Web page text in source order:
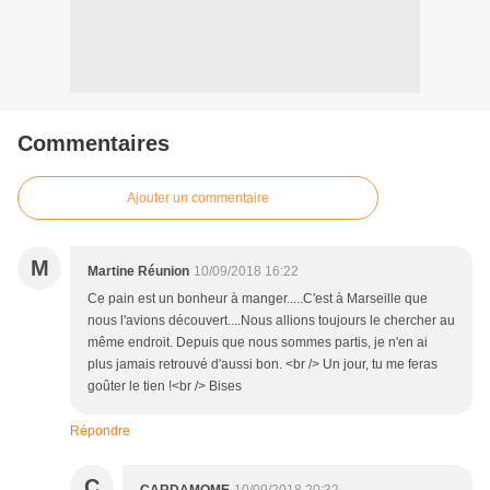
Commentaires
Ajouter un commentaire
M Martine Réunion 10/09/2018 16:22
Ce pain est un bonheur à manger.....C'est à Marseille que
nous l'avions découvert....Nous allions toujours le chercher au
même endroit. Depuis que nous sommes partis, je n'en ai
plus jamais retrouvé d'aussi bon. <br /> Un jour, tu me feras
goûter le tien !<br /> Bises
Répondre